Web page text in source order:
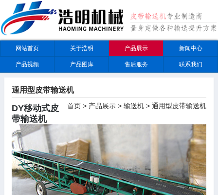
网站首页 关于浩明 产品展示 新闻中心
产品视频 产品图库 售后服务 联系我们
通用型皮带输送机
首页 > 产品展示 >输送机 >通用型皮带输送机
DY移动式皮
带输送机